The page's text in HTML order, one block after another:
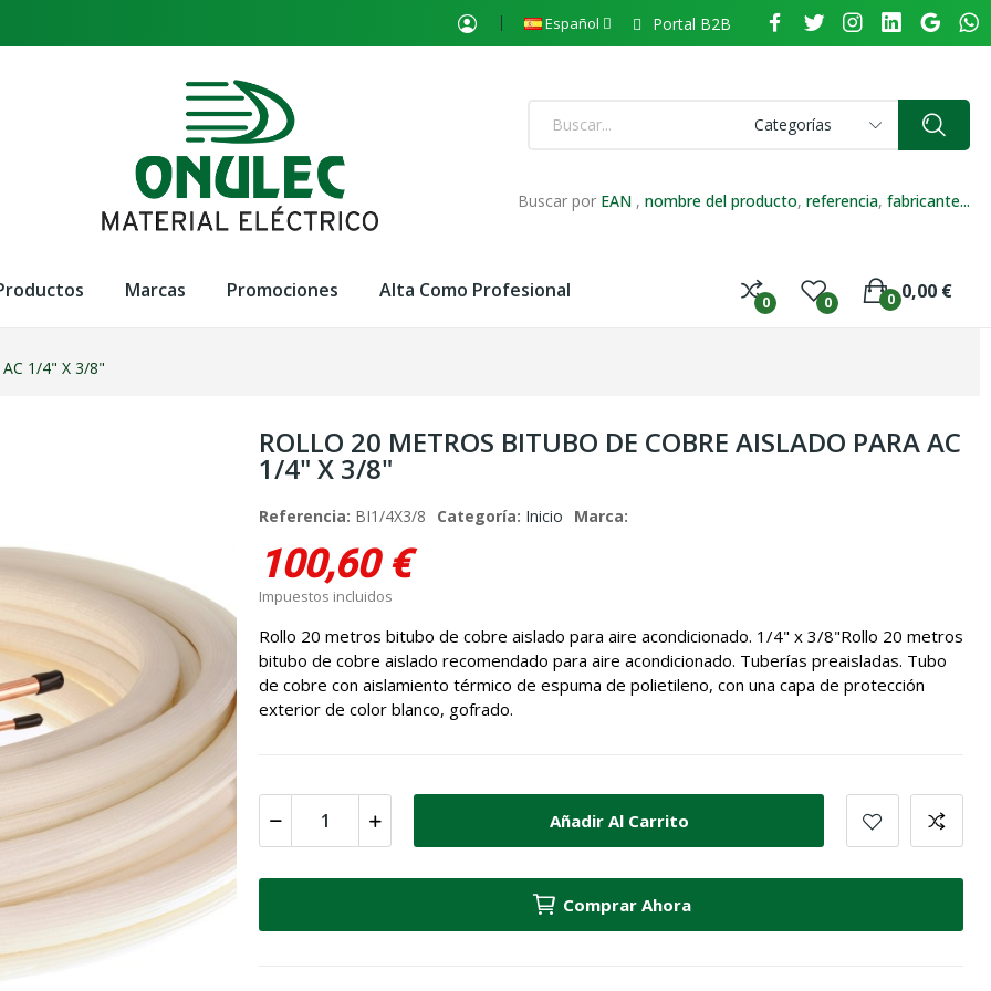
Español Portal B2B
Categorías
Buscar por EAN ,nombre del producto,referencia,fabricante...
Marcas Promociones Alta Como Profesional
0 0 0,00 €
0
AC 1/4" X 3/8"
ROLLO 20 METROS BITUBO DE COBRE AISLADO PARA AC
1/4" X 3/8"
Referencia: BI1/4X3/8 Categoría: Inicio Marca:
100,60 €
Impuestos incluidos
Rollo 20 metros bitubo de cobre aislado para aire acondicionado. 1/4" x 3/8"Rollo 20 metros
bitubo de cobre aislado recomendado para aire acondicionado. Tuberías preaisladas. Tubo
de cobre con aislamiento térmico de espuma de polietileno, con una capa de protección
exterior de color blanco, gofrado.
Añadir Al Carrito
Comprar Ahora